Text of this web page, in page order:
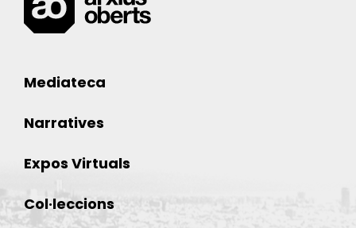
Mediateca
Narratives
Expos Virtuals
Col·leccions